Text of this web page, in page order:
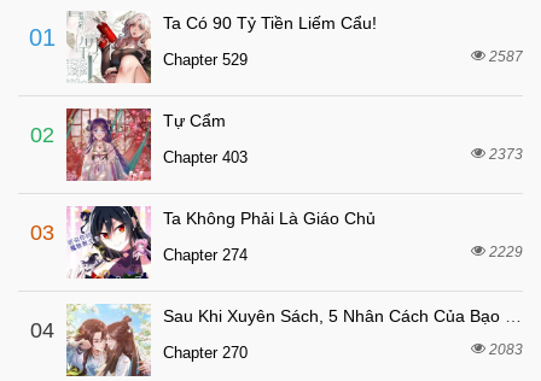
Chapter 11.2
Chapter 11.1
Chapter 10.2
Chapter 10.1
Chapter 9.4
Chapter 9.3
Chapter 9.2
Chapter 9.1 7 tháng trước
Chapter 8.3 7 tháng trước
Chapter 8.2
01
Ta Có 90 Tỷ Tiền Liếm Cẩu!
Chapter 529 2587
02
Tự Cẩm
Chapter 403 2373
03
Ta Không Phải Là Giáo Chủ
Chapter 274 2229
04
Chapter 270 2083